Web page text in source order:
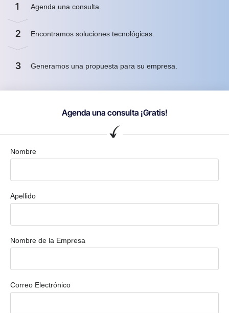
1 Agenda una consulta.
2 Encontramos soluciones tecnológicas.
3 Generamos una propuesta para su empresa.
Agenda una consulta ¡Gratis!
Nombre
Apellido
Nombre de la Empresa
Correo Electrónico